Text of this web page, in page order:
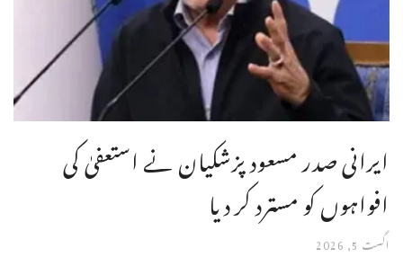
ایرانی صدر مسعود پزشکیان نے استعفیٰ کی
افواہوں کو مسترد کر دیا
اگست 5, 2026